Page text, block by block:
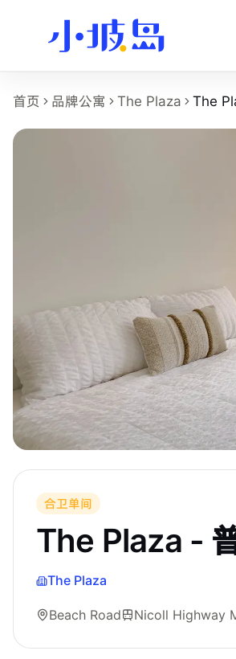
The Plaza - 普通房 房
这个页面展示The Plaza的The
房型名称：The Plaza - 普通房。
附近地铁：Nicoll Highway MRT，步
参考月租：S$2,200 /月起，最终以实
附近学校：PSB Academy、
首页 品牌公寓 The Plaza The
合卫单间
The Plaza -
The Plaza
Beach Road Nicoll Highway